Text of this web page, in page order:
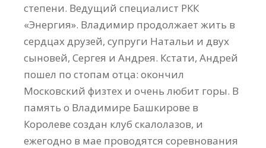
степени. Ведущий специалист РКК
«Энергия». Владимир продолжает жить в
сердцах друзей, супруги Натальи и двух
сыновей, Сергея и Андрея. Кстати, Андрей
пошел по стопам отца: окончил
Московский физтех и очень любит горы. В
память о Владимире Башкирове в
Королеве создан клуб скалолазов, и
ежегодно в мае проводятся соревнования